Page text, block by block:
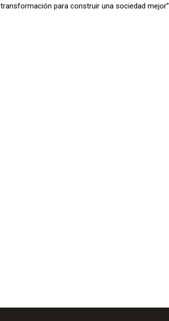
a
r
transformación para construir una sociedad mejor”